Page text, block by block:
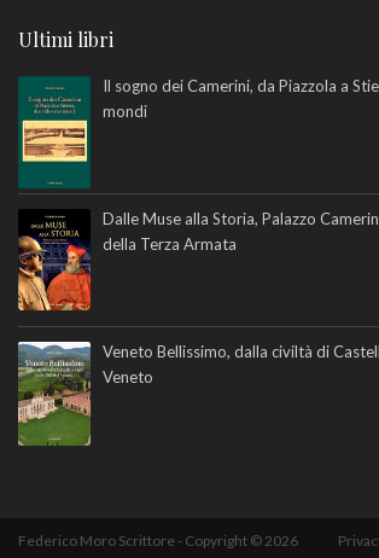
Ultimi libri
Il sogno dei Camerini, da Piazzola a
mondi
Dalle Muse alla Storia, Palazzo
della Terza Armata
Veneto Bellissimo, dalla civiltà di
Veneto
Federico Moro Scrittore - Copyright © 2026